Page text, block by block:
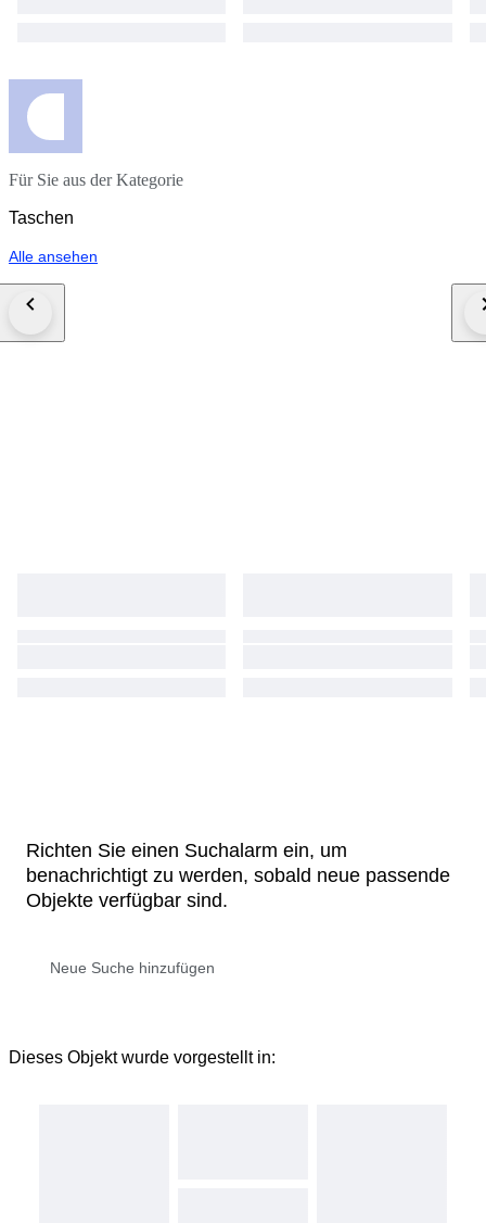
Für Sie aus der Kategorie
Taschen
Alle ansehen
Richten Sie einen Suchalarm ein, um
benachrichtigt zu werden, sobald neue passende
Objekte verfügbar sind.
Dieses Objekt wurde vorgestellt in: